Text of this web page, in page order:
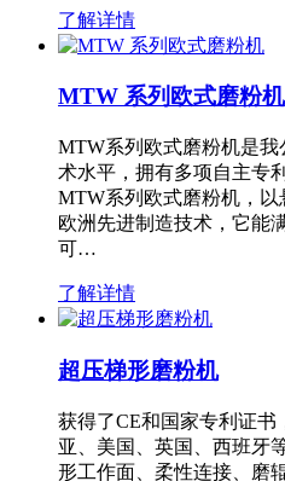
了解详情
MTW 系列欧式磨粉机
MTW系列欧式磨粉机是
术水平，拥有多项自主专
MTW系列欧式磨粉机，以
欧洲先进制造技术，它能
可…
了解详情
超压梯形磨粉机
获得了CE和国家专利证书
亚、美国、英国、西班牙
形工作面、柔性连接、磨